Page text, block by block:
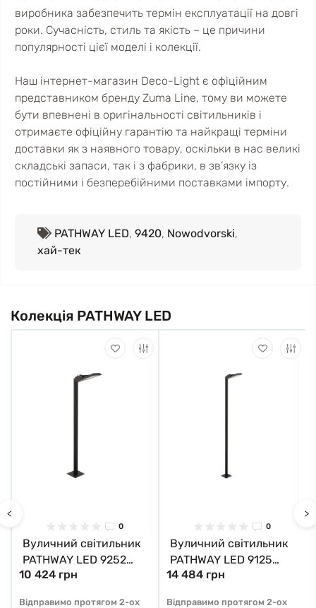
виробника забезпечить термін експлуатації на довгі
роки. Сучасність, стиль та якість – це причини
популярності цієї моделі і колекції.
Наш інтернет-магазин Deco-Light є офіційним
представником бренду Zuma Line, тому ви можете
бути впевнені в оригінальності світильників і
отримаєте офіційну гарантію та найкращі терміни
доставки як з наявного товару, оскільки в нас великі
складські запаси, так і з фабрики, в зв’язку із
постійними і безперебійними поставками імпорту.
PATHWAY LED, 9420, Nowodvorski,
хай-тек
Колекція PATHWAY LED
<
0
Вуличний світильник
PATHWAY LED 9252
Nowodvorski
10 424 грн
Відправимо протягом 2-ох
0
Вуличний світильник
PATHWAY LED 9125
Nowodvorski
14 484 грн
Відправимо протягом 2-ох
>